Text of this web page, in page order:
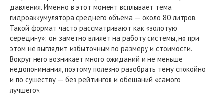
давления. Именно в этот момент всплывает тема
гидроаккумулятора среднего объёма — около 80 литров.
Такой формат часто рассматривают как «золотую
середину»: он заметно влияет на работу системы, но при
этом не выглядит избыточным по размеру и стоимости.
Вокруг него возникает много ожиданий и не меньше
недопонимания, поэтому полезно разобрать тему спокойно
и по существу — без рейтингов и обещаний «самого
лучшего».